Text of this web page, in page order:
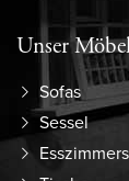
Unser
Sofas
Sessel